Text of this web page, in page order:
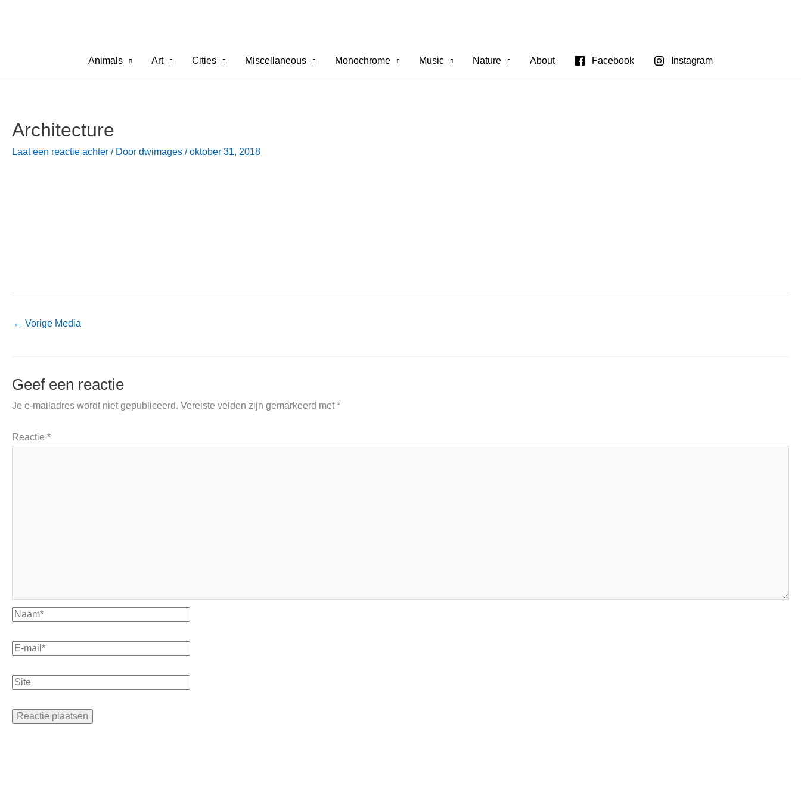
Animals Art Cities Miscellaneous Monochrome Music Nature About Facebook Instagram
Architecture
Laat een reactie achter / Door dwimages /oktober 31, 2018
← Vorige Media
Geef een reactie
Je e-mailadres wordt niet gepubliceerd. Vereiste velden zijn gemarkeerd met*
Reactie *
Naam*
E-
Site